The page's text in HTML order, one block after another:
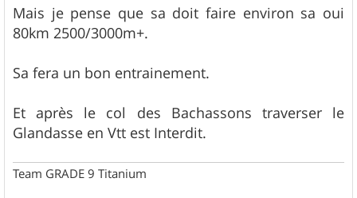
Mais je pense que sa doit faire environ sa oui
80km 2500/3000m+.
Sa fera un bon entrainement.
Et après le col des Bachassons traverser le
Glandasse en Vtt est Interdit.
Team GRADE 9 Titanium